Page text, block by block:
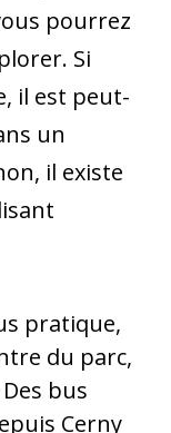
pourrez
Si
il est peut-
un
il existe
pratique,
du parc,
bus
Cerny